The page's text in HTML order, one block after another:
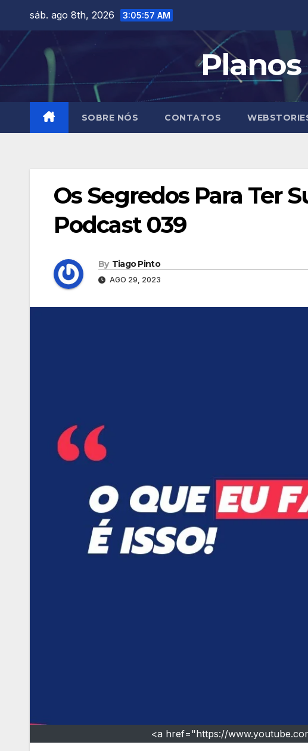
content
sáb. ago 8th, 2026 3:05:58 AM
Planos
SOBRE NÓS CONTATOS
Os Segredos Para Ter
Podcast 039
By Tiago Pinto
AGO 29, 2023
<a href="https://